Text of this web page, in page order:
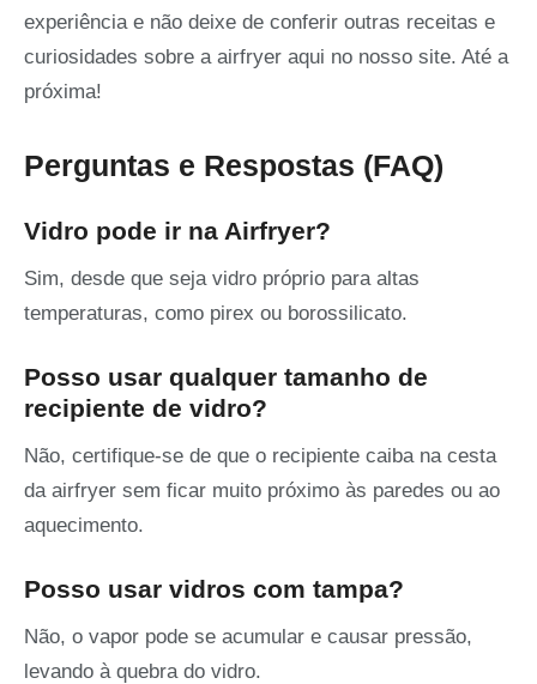
experiência e não deixe de conferir outras receitas e
curiosidades sobre a airfryer aqui no nosso site. Até a
próxima!
Perguntas e Respostas (FAQ)
Vidro pode ir na Airfryer?
Sim, desde que seja vidro próprio para altas
temperaturas, como pirex ou borossilicato.
Posso usar qualquer tamanho de
recipiente de vidro?
Não, certifique-se de que o recipiente caiba na cesta
da airfryer sem ficar muito próximo às paredes ou ao
aquecimento.
Posso usar vidros com tampa?
Não, o vapor pode se acumular e causar pressão,
levando à quebra do vidro.